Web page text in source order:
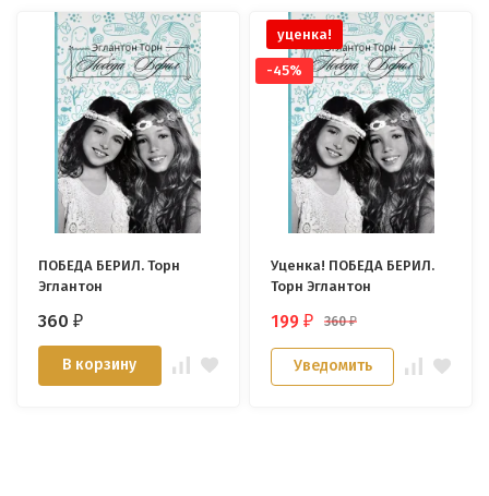
ПОБЕДА БЕРИЛ. Торн
Эглантон
360₽
В корзину
уценка!
-45%
Уценка! ПОБЕДА БЕРИЛ.
Торн Эглантон
199₽ 360₽
Уведомить